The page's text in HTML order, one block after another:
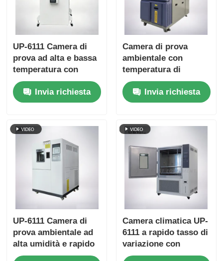
UP-6111 Camera di
prova ad alta e bassa
temperatura con
-70~180oC 20%~98%
di umidità e controllo
intelligente su touch
Invia richiesta
Camera di prova
ambientale con
temperatura di
stoccaggio a freddo
personalizzabile
Porta in vetro
strato e interno in
SUS # 304
Invia richiesta
UP-6111 Camera di
prova ambientale ad
alta umidità e rapido
cambiamento di
Camera climatica UP-
6111 a rapido tasso di
variazione con
transizioni rapide di